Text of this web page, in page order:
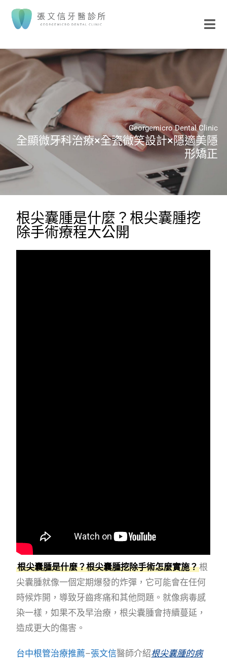
Georgemicro Dental Clinic
全顯微牙科治療×全瓷微笑設計×隱適美隱
形矯正
根尖囊腫是什麼？根尖囊腫挖
除手術療程大公開
根尖囊腫是什麼？根尖囊腫挖除手術怎麼實施？根
尖囊腫就像一個定期爆發的炸彈，它可能會在任何
時候炸開，導致牙齒疼痛和其他問題。就像病毒感
染一樣，如果不及早治療，根尖囊腫會持續蔓延，
造成更大的傷害。
台中根管治療推薦–張文信醫師介紹根尖囊腫的病